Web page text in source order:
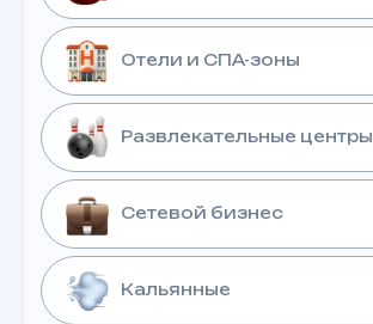
Отели и СПА-зоны
Развлекательные центры
Сетевой бизнес
Кальянные